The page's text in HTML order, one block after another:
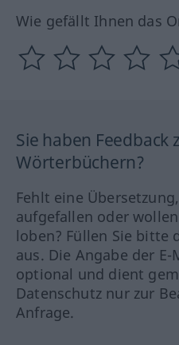
Wie gefällt Ihnen das
Sie haben Feedback
Wörterbüchern?
Fehlt eine
aufgefallen oder
loben? Füllen Sie bitte
aus. Die Angabe der
optional und dient
Datenschutz nur zur
Anfrage.